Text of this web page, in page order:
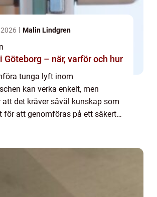
Malin Lindgren
Göteborg – när, varför och hur
tunga lyft inom
kan verka enkelt, men
det kräver såväl kunskap som
för att genomföras på ett säkert